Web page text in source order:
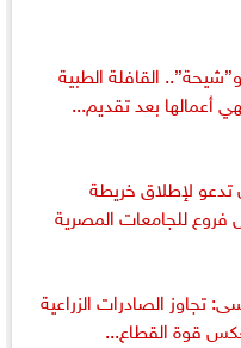
القافلة الطبية
أعمالها بعد تقديم...
تدعو لإطلاق خريطة
فروع للجامعات المصرية
تجاوز الصادرات الزراعية